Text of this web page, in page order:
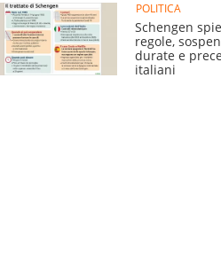
POLITICA
Schengen
regole,
durate e
italiani